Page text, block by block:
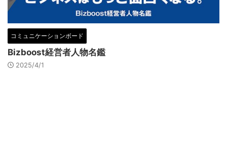
コミュニケーションボード
Bizboost経営者人物名鑑
2025/4/1